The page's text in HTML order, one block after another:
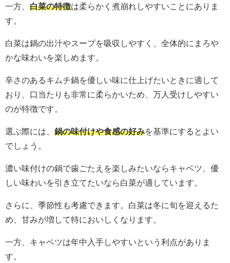
一方、 白菜の特徴は柔らかく煮崩れしやすいことにありま
す。
白菜は鍋の出汁やスープを吸収しやすく、全体的にまろや
かな味わいを楽しめます。
辛さのあるキムチ鍋を優しい味に仕上げたいときに適して
おり、口当たりも非常に柔らかいため、万人受けしやすい
のが特徴です。
選ぶ際には、 鍋の味付けや食感の好みを基準にするとよい
でしょう。
濃い味付けの鍋で歯ごたえを楽しみたいならキャベツ、優
しい味わいを引き立てたいなら白菜が適しています。
さらに、季節性も考慮できます。白菜は冬に旬を迎えるた
め、甘みが増して特においしくなります。
一方、キャベツは年中入手しやすいという利点がありま
す。